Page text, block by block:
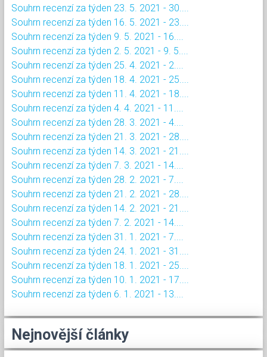
Souhrn recenzí za týden 23. 5. 2021 - 30....
Souhrn recenzí za týden 16. 5. 2021 - 23....
Souhrn recenzí za týden 9. 5. 2021 - 16....
Souhrn recenzí za týden 2. 5. 2021 - 9. 5....
Souhrn recenzí za týden 25. 4. 2021 - 2....
Souhrn recenzí za týden 18. 4. 2021 - 25....
Souhrn recenzí za týden 11. 4. 2021 - 18....
Souhrn recenzí za týden 4. 4. 2021 - 11....
Souhrn recenzí za týden 28. 3. 2021 - 4....
Souhrn recenzí za týden 21. 3. 2021 - 28....
Souhrn recenzí za týden 14. 3. 2021 - 21....
Souhrn recenzí za týden 7. 3. 2021 - 14....
Souhrn recenzí za týden 28. 2. 2021 - 7....
Souhrn recenzí za týden 21. 2. 2021 - 28....
Souhrn recenzí za týden 14. 2. 2021 - 21....
Souhrn recenzí za týden 7. 2. 2021 - 14....
Souhrn recenzí za týden 31. 1. 2021 - 7....
Souhrn recenzí za týden 24. 1. 2021 - 31....
Souhrn recenzí za týden 18. 1. 2021 - 25....
Souhrn recenzí za týden 10. 1. 2021 - 17....
Souhrn recenzí za týden 6. 1. 2021 - 13....
Nejnovější články